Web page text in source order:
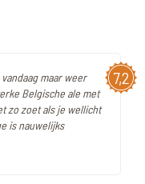
7,2
maar weer
Belgische ale met
zo zoet als je wellicht
is nauwelijks